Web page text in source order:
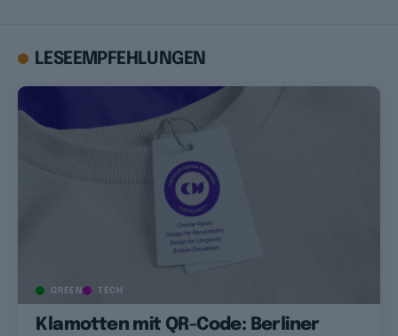
LESEEMPFEHLUNGEN
GREEN TECH
Klamotten mit QR-Code: Berliner